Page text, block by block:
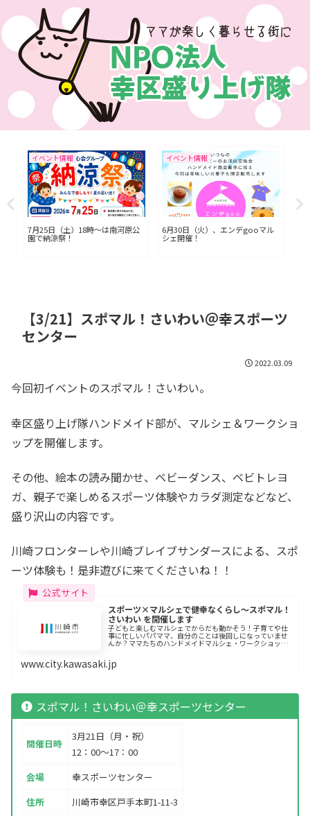
イベント情報
7月25日（土）18時〜は南河原公
園で納涼祭！
イベント情報
6月30日（火）、エンデgooマル
シェ開催！
【3/21】スポマル！さいわい＠幸スポーツ
センター
2022.03.09
今回初イベントのスポマル！さいわい。
幸区盛り上げ隊ハンドメイド部が、マルシェ＆ワークショ
ップを開催します。
その他、絵本の読み聞かせ、ベビーダンス、ベビトレヨ
ガ、親子で楽しめるスポーツ体験やカラダ測定などなど、
盛り沢山の内容です。
川崎フロンターレや川崎ブレイブサンダースによる、スポ
ーツ体験も！是非遊びに来てくださいね！！
スポーツ×マルシェで健幸なくらし～スポマル！
さいわい を開催します
子どもと楽しむマルシェでからだも動かそう！子育てや仕
事に忙しいパパママ、自分のことは後回しになっていませ
んか？ママたちのハンドメイドマルシェ・ワークショップ
でに、親子で楽しめるスポーツ体験...
www.city.kawasaki.jp
スポマル！さいわい＠幸スポーツセンター
開催日時
3月21日（月・祝）
12：00～17：00
会場
幸スポーツセンター
住所
川崎市幸区戸手本町1-11-3